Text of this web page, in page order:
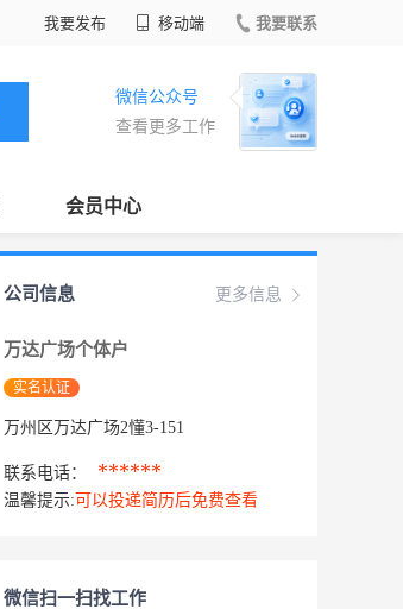
我要发布 移动端 我要联系
微信公众号
查看更多工作
会员中心
更多信息
公司信息
万达广场个体户
实名认证
万州区万达广场2懂3-151
联系电话： ******
温馨提示: 可以投递简历后免费查看
微信扫一扫找工作